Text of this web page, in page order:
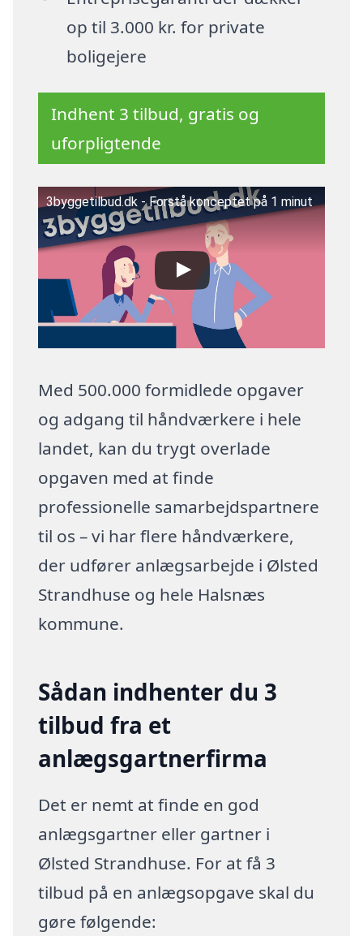
op til 3.000 kr. for private
boligejere
Indhent 3 tilbud, gratis og
uforpligtende
3byggetilbud.dk - Forstå konceptet på 1 minut
Med 500.000 formidlede opgaver
og adgang til håndværkere i hele
landet, kan du trygt overlade
opgaven med at finde
professionelle samarbejdspartnere
til os – vi har flere håndværkere,
der udfører anlægsarbejde i Ølsted
Strandhuse og hele Halsnæs
kommune.
Sådan indhenter du 3
tilbud fra et
anlægsgartnerfirma
Det er nemt at finde en god
anlægsgartner eller gartner i
Ølsted Strandhuse. For at få 3
tilbud på en anlægsopgave skal du
gøre følgende: